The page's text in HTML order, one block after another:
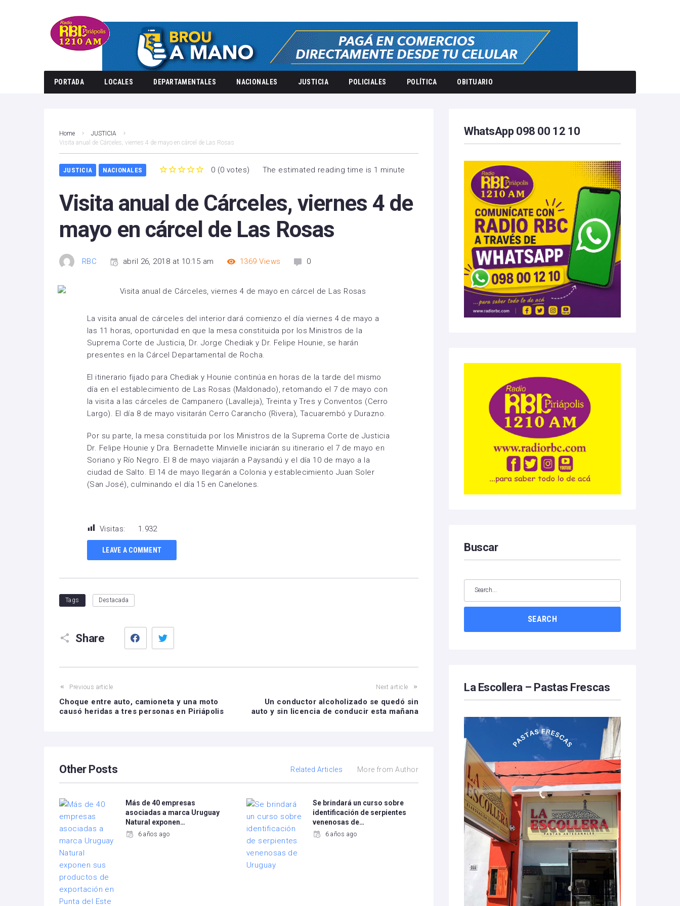
PORTADA LOCALES DEPARTAMENTALES NACIONALES JUSTICIA POLICIALES POLÍTICA OBITUARIO
Home
JUSTICIA
Visita anual de Cárceles, viernes 4 de mayo en cárcel de Las Rosas
JUSTICIA NACIONALES 0 (0 votes) The estimated reading time is 1 minute
Visita anual de Cárceles, viernes 4 de
mayo en cárcel de Las Rosas
RBC abril 26, 2018 at 10:15 am 1369 Views 0
La visita anual de cárceles del interior dará comienzo el día viernes 4 de mayo a
las 11 horas, oportunidad en que la mesa constituida por los Ministros de la
Suprema Corte de Justicia, Dr. Jorge Chediak y Dr. Felipe Hounie, se harán
presentes en la Cárcel Departamental de Rocha.
El itinerario fijado para Chediak y Hounie continúa en horas de la tarde del mismo
día en el establecimiento de Las Rosas (Maldonado), retomando el 7 de mayo con
la visita a las cárceles de Campanero (Lavalleja), Treinta y Tres y Conventos (Cerro
Largo). El día 8 de mayo visitarán Cerro Carancho (Rivera), Tacuarembó y Durazno.
Por su parte, la mesa constituida por los Ministros de la Suprema Corte de Justicia
Dr. Felipe Hounie y Dra. Bernadette Minvielle iniciarán su itinerario el 7 de mayo en
Soriano y Río Negro. El 8 de mayo viajarán a Paysandú y el día 10 de mayo a la
ciudad de Salto. El 14 de mayo llegarán a Colonia y establecimiento Juan Soler
(San José), culminando el día 15 en Canelones.
Visitas: 1.932
LEAVE A COMMENT
Tags Destacada
Share
Facebook
Previous article
Choque entre auto, camioneta y una moto
causó heridas a tres personas en Piriápolis
Next article
Un conductor alcoholizado se quedó sin
auto y sin licencia de conducir esta mañana
Other Posts Related Articles More from Author
Más de 40 empresas
asociadas a marca Uruguay
Natural exponen…
6 años ago
Se brindará un curso sobre
identificación de serpientes
venenosas de…
6 años ago
WhatsApp 098 00 12 10
Buscar
SEARCH
La Escollera – Pastas Frescas